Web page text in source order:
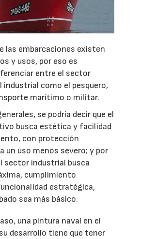
las embarcaciones existen
y usos, por eso es
entre el sector
industrial como el pesquero,
marítimo o militar.
se podría decir que el
busca estética y facilidad
con protección
un uso menos severo; y por
sector industrial busca
cumplimiento
estratégica,
sea más básico.
una pintura naval en el
desarrollo tiene que tener